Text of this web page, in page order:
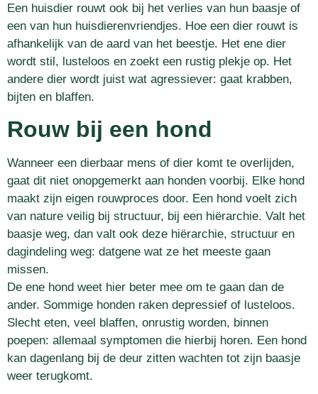
Een huisdier rouwt ook bij het verlies van hun baasje of
een van hun huisdierenvriendjes. Hoe een dier rouwt is
afhankelijk van de aard van het beestje. Het ene dier
wordt stil, lusteloos en zoekt een rustig plekje op. Het
andere dier wordt juist wat agressiever: gaat krabben,
bijten en blaffen.
Rouw bij een hond
Wanneer een dierbaar mens of dier komt te overlijden,
gaat dit niet onopgemerkt aan honden voorbij. Elke hond
maakt zijn eigen rouwproces door. Een hond voelt zich
van nature veilig bij structuur, bij een hiërarchie. Valt het
baasje weg, dan valt ook deze hiërarchie, structuur en
dagindeling weg: datgene wat ze het meeste gaan
missen.
De ene hond weet hier beter mee om te gaan dan de
ander. Sommige honden raken depressief of lusteloos.
Slecht eten, veel blaffen, onrustig worden, binnen
poepen: allemaal symptomen die hierbij horen. Een hond
kan dagenlang bij de deur zitten wachten tot zijn baasje
weer terugkomt.